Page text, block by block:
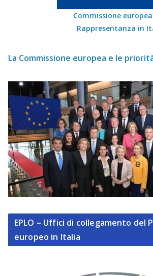
Commissione europea
Rappresentanza in
La Commissione europea e le
EPLO – Uffici di collegamento del
europeo in Italia